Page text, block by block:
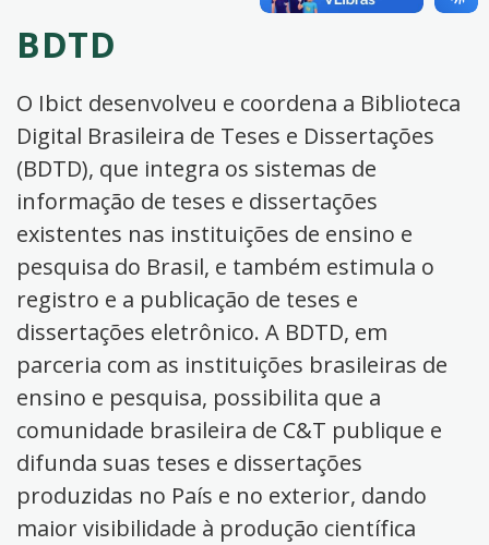
BDTD
O Ibict desenvolveu e coordena a Biblioteca
Digital Brasileira de Teses e Dissertações
(BDTD), que integra os sistemas de
informação de teses e dissertações
existentes nas instituições de ensino e
pesquisa do Brasil, e também estimula o
registro e a publicação de teses e
dissertações eletrônico. A BDTD, em
parceria com as instituições brasileiras de
ensino e pesquisa, possibilita que a
comunidade brasileira de C&T publique e
difunda suas teses e dissertações
produzidas no País e no exterior, dando
maior visibilidade à produção científica